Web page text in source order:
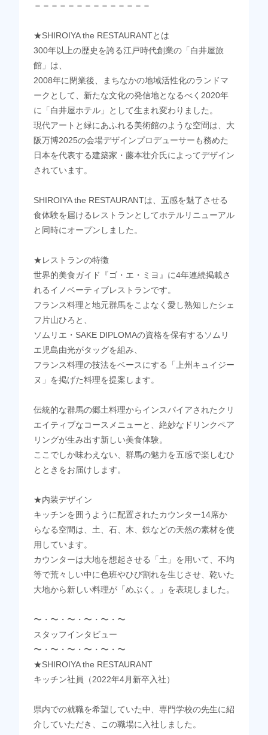
＝＝＝＝＝＝＝＝＝＝＝＝＝＝
★SHIROIYA the RESTAURANTとは
300年以上の歴史を誇る江戸時代創業の「白井屋旅
館」は、
2008年に閉業後、まちなかの地域活性化のランドマ
ークとして、新たな文化の発信地となるべく2020年
に「白井屋ホテル」として生まれ変わりました。
現代アートと緑にあふれる美術館のような空間は、大
阪万博2025の会場デザインプロデューサーも務めた
日本を代表する建築家・藤本壮介氏によってデザイン
されています。
SHIROIYA the RESTAURANTは、五感を魅了させる
食体験を届けるレストランとしてホテルリニューアル
と同時にオープンしました。
★レストランの特徴
世界的美食ガイド『ゴ・エ・ミヨ』に4年連続掲載さ
れるイノベーティブレストランです。
フランス料理と地元群馬をこよなく愛し熟知したシェ
フ片山ひろと、
ソムリエ・SAKE DIPLOMAの資格を保有するソムリ
エ児島由光がタッグを組み、
フランス料理の技法をベースにする「上州キュイジー
ヌ」を掲げた料理を提案します。
伝統的な群馬の郷土料理からインスパイアされたクリ
エイティブなコースメニューと、絶妙なドリンクペア
リングが生み出す新しい美食体験。
ここでしか味わえない、群馬の魅力を五感で楽しむひ
とときをお届けします。
★内装デザイン
キッチンを囲うように配置されたカウンター14席か
らなる空間は、土、石、木、鉄などの天然の素材を使
用しています。
カウンターは大地を想起させる「土」を用いて、不均
等で荒々しい中に色班やひび割れを生じさせ、乾いた
大地から新しい料理が「めぶく。」を表現しました。
〜・〜・〜・〜・〜・〜
スタッフインタビュー
〜・〜・〜・〜・〜・〜
★SHIROIYA the RESTAURANT
キッチン社員（2022年4月新卒入社）
県内での就職を希望していた中、専門学校の先生に紹
介していただき、この職場に入社しました。